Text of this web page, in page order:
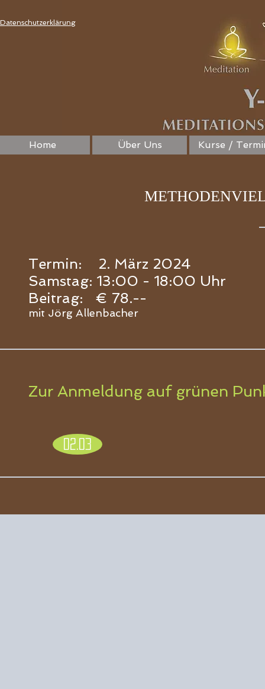
Datenschutzerklärung
Home Über Uns Kurse /
Termin:
2. März 2024
Samstag: 13:00 - 18:00 Uhr
Beitrag:
€ 78.--
mit Jörg Allenbacher
Zur Anmeldung auf grünen
02.03